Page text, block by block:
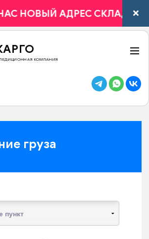
АДРЕС СКЛАДА - Г.
КОМПАНИЯ
груза